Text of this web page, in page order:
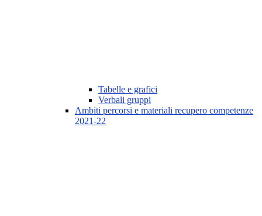
Tabelle e grafici
Verbali gruppi
Ambiti percorsi e materiali recupero competenze
2021-22